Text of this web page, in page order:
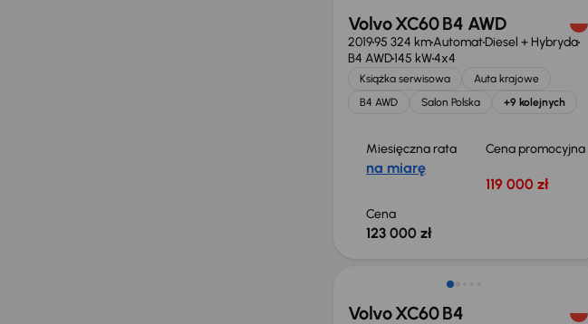
Volvo XC60 B4 AWD
201995 324 kmAutomatDiesel + Hybryda
B4 AWD145 kW4x4
Książka serwisowa
Auta krajowe
B4 AWD
Salon Polska +9 kolejnych
Miesięczna rata
na miarę
Cena promocyjna
119 000 zł
Cena
123 000 zł
Volvo XC60 B4